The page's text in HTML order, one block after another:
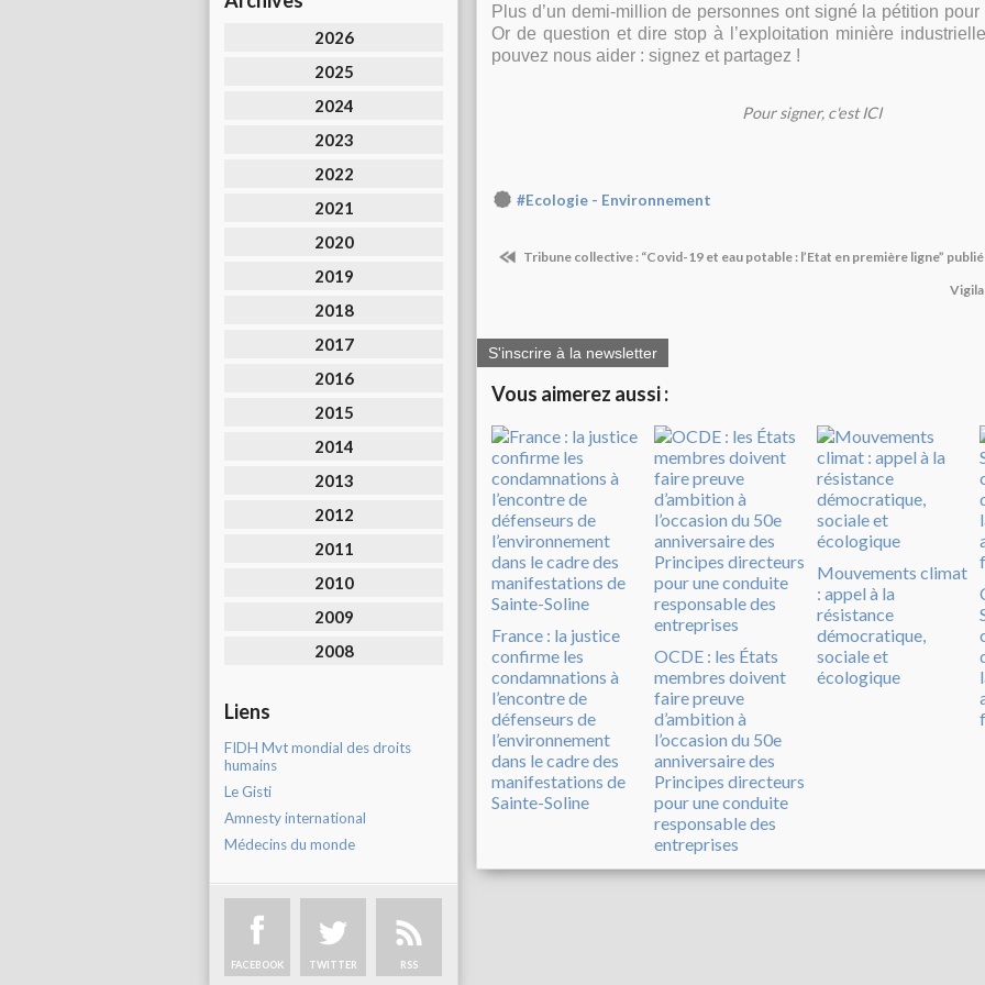
2026
2025
2024
2023
2022
2021
2020
2019
2018
2017
2016
2015
2014
2013
2012
2011
2010
2009
2008
Liens
FIDH Mvt mondial des droits
humains
Le Gisti
Amnesty international
Médecins du monde
FACEBOOK TWITTER RSS
Plus d’un demi-million de personnes ont signé la pétition
Or de question et dire stop à l’exploitation minière
pouvez nous aider : signez et partagez !
Pour signer, c'est ICI
#Ecologie - Environnement
Tribune collective : “Covid-19 et eau potable : l’Etat en première ligne”
S'inscrire à la newsletter
Vous aimerez aussi :
France : la justice
confirme les
condamnations à
l’encontre de
défenseurs de
l’environnement
dans le cadre des
manifestations de
Sainte-Soline
OCDE : les États
membres doivent
faire preuve
d’ambition à
l’occasion du 50e
anniversaire des
Principes directeurs
pour une conduite
responsable des
entreprises
Mouvements climat
: appel à la
résistance
démocratique,
sociale et
écologique